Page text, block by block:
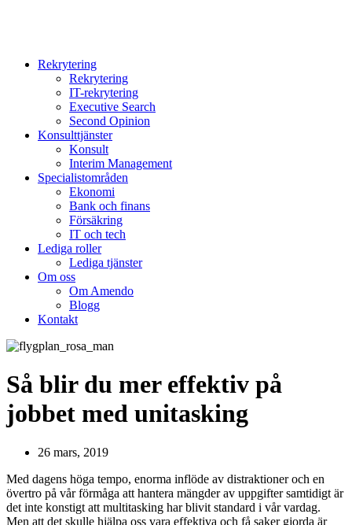
Rekrytering
Rekrytering
IT-rekrytering
Executive Search
Second Opinion
Konsulttjänster
Konsult
Interim Management
Specialistområden
Ekonomi
Bank och finans
Försäkring
IT och tech
Lediga roller
Lediga tjänster
Om oss
Om Amendo
Blogg
Kontakt
Så blir du mer effektiv på
jobbet med unitasking
26 mars, 2019
Med dagens höga tempo, enorma inflöde av distraktioner och en
övertro på vår förmåga att hantera mängder av uppgifter samtidigt är
det inte konstigt att multitasking har blivit standard i vår vardag.
Men att det skulle hjälpa oss vara effektiva och få saker gjorda är